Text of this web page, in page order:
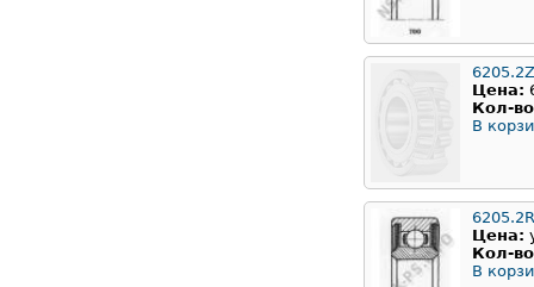
6205.2Z
Цена:
Кол-
В
Цена:
Кол-
В